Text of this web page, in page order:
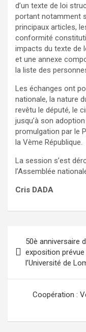
d’un texte de loi
portant notamment
principaux articles,
conformité
impacts du texte de
et une annexe
la liste des
Les échanges ont
nationale, la nature
revêtu le député, le
jusqu’à son
promulgation par le
la Vème République.
La session s’est
l’Assemblée
Cris DADA
de
l’article
50è anniversaire
exposition
l’Université de
Coopération :